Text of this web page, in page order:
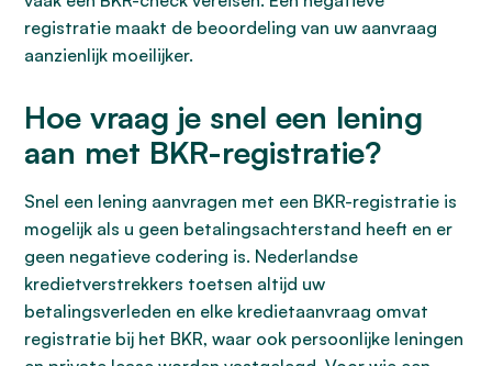
registratie maakt de beoordeling van uw aanvraag
aanzienlijk moeilijker.
Hoe vraag je snel een lening
aan met BKR-registratie?
Snel een lening aanvragen met een BKR-registratie is
mogelijk als u geen betalingsachterstand heeft en er
geen negatieve codering is. Nederlandse
kredietverstrekkers toetsen altijd uw
betalingsverleden en elke kredietaanvraag omvat
registratie bij het BKR, waar ook persoonlijke leningen